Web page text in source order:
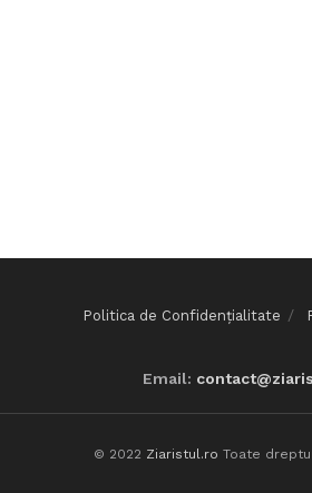
Politica de Confidențialitate
Email:
© 2022 Ziaristul.ro Toate